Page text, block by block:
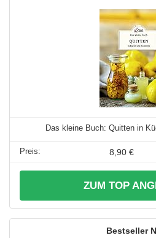
Das kleine Buch: Quitten in
8,90 €
ZUM TOP